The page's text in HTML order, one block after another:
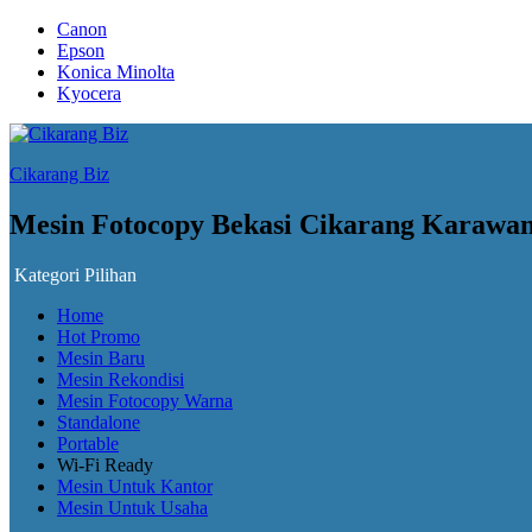
Canon
Epson
Konica Minolta
Kyocera
Cikarang Biz
Mesin Fotocopy Bekasi Cikarang
Kategori Pilihan
Home
Hot Promo
Mesin Baru
Mesin Rekondisi
Mesin Fotocopy Warna
Standalone
Portable
Wi-Fi Ready
Mesin Untuk Kantor
Mesin Untuk Usaha